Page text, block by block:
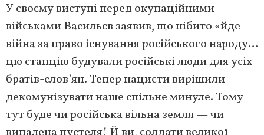
У своєму виступі перед окупаційними
військами Васильєв заявив, що нібито «йде
війна за право існування російського народу…
цю станцію будували російські люди для усіх
братів-слов’ян. Тепер нацисти вирішили
декомунізувати наше спільне минуле. Тому
тут буде чи російська вільна земля — чи